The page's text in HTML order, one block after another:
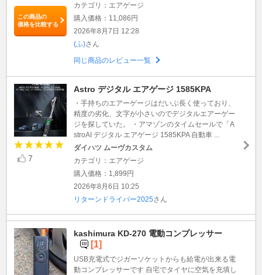
この商品の
価格を比較する
カテゴリ：エアゲージ
購入価格：11,086円
2026年8月7日 12:28
(ふ)さん
同じ商品のレビュー一覧
7
Astro デジタル エアゲージ 1585KPA
・手持ちのエアーゲージはだいぶ長く使っており、
精度の劣化、文字が小さいのでデジタルエアーゲー
ジを探していた。 ・アマゾンのタイムセールで「A
stroAI デジタル エアゲージ 1585KPA 自動車 ...
ダイハツ ムーヴカスタム
カテゴリ：エアゲージ
購入価格：1,899円
2026年8月6日 10:25
リターンドライバー2025さん
kashimura KD-270 電動コンプレッサー
[1]
USB充電式でジガーソケットからも給電が出来る電
動コンプレッサーです 自宅でタイヤに空気を充填し